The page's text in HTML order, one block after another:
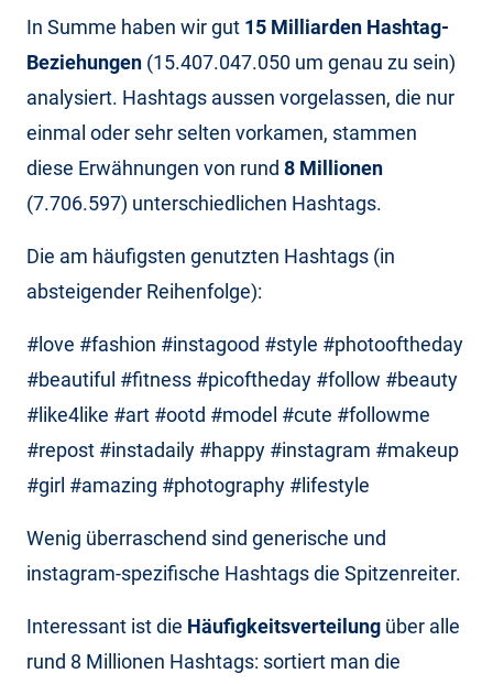
In Summe haben wir gut 15 Milliarden Hashtag-
Beziehungen (15.407.047.050 um genau zu sein)
analysiert. Hashtags aussen vorgelassen, die nur
einmal oder sehr selten vorkamen, stammen
diese Erwähnungen von rund 8 Millionen
(7.706.597) unterschiedlichen Hashtags.
Die am häufigsten genutzten Hashtags (in
absteigender Reihenfolge):
#love #fashion #instagood #style #photooftheday
#beautiful #fitness #picoftheday #follow #beauty
#like4like #art #ootd #model #cute #followme
#repost #instadaily #happy #instagram #makeup
#girl #amazing #photography #lifestyle
Wenig überraschend sind generische und
instagram-spezifische Hashtags die Spitzenreiter.
Interessant ist die Häufigkeitsverteilung über alle
rund 8 Millionen Hashtags: sortiert man die